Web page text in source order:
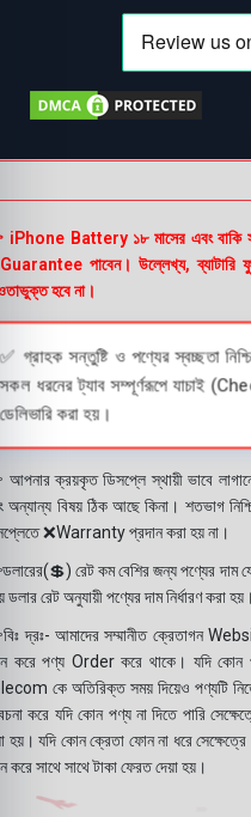
Battery ১৮ মাসের এবং বাকি
পাবেন। উল্লেখ্য, ব্যাটারি ফুলে
হবে না।
✅ গ্রাহক সন্তুষ্টি ও পণ্যের স্বচ্ছতা
সকল ধরনের ট্যাব সম্পূর্ণরূপে যাচাই
ডেলিভারি করা হয়।
ক্রয়কৃত ডিসপ্লে স্থায়ী ভাবে
অন্যান্য বিষয় ঠিক আছে কিনা। শতভাগ
❌Warranty প্রদান করা হয় না।
রেট কম বেশির জন্য পণ্যের দাম
ডলার রেট অনুযায়ী পণ্যের দাম নির্ধারণ করা হয়।
দ্রঃ- আমাদের সম্মানীত ক্রেতাগন
করে পণ্য Order করে থাকে। যদি কোন
কে অতিরিক্ত সময় দিয়েও পণ্যটি
করে যদি কোন পণ্য না দিতে পারি
হয়। যদি কোন ক্রেতা ফোন না ধরে
করে সাথে সাথে টাকা ফেরত দেয়া হয়।